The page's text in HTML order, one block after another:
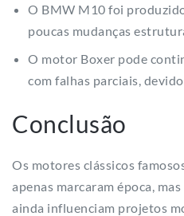
O BMW M10 foi
poucas mudanças
O motor Boxer pode
com falhas parciais,
Conclusão
Os motores clássicos
apenas marcaram época,
ainda influenciam projetos